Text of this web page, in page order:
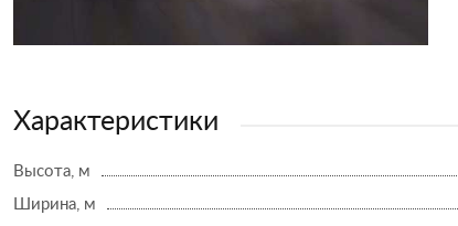
Характеристики
Высота, м
Ширина, м